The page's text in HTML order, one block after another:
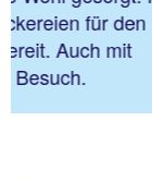
mehrere
Tag mit der